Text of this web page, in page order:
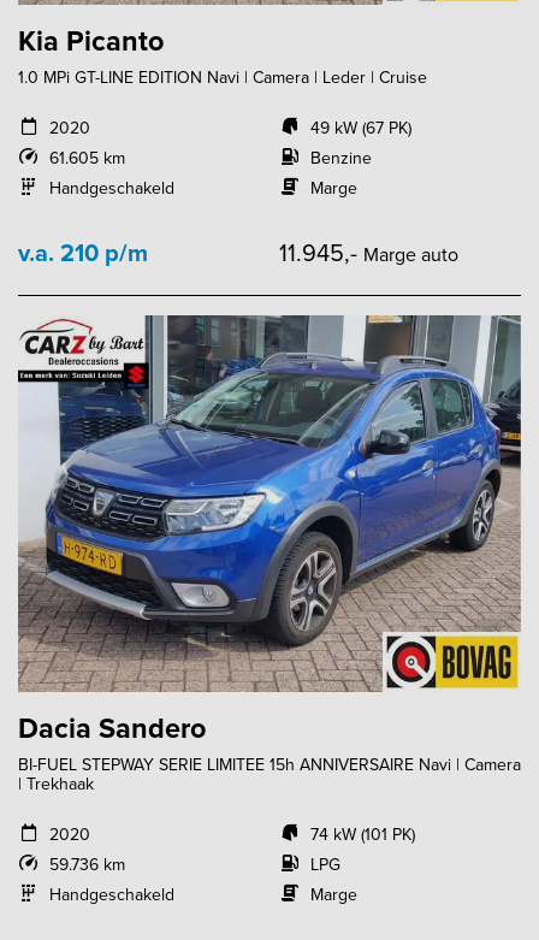
Kia Picanto
1.0 MPi GT-LINE EDITION Navi | Camera | Leder | Cruise
2020
61.605 km
Handgeschakeld
49 kW (67 PK)
Benzine
Marge
v.a. 210 p/m 11.945,- Marge auto
Dacia Sandero
BI-FUEL STEPWAY SERIE LIMITEE 15h ANNIVERSAIRE Navi | Camera
| Trekhaak
2020
59.736 km
Handgeschakeld
74 kW (101 PK)
LPG
Marge